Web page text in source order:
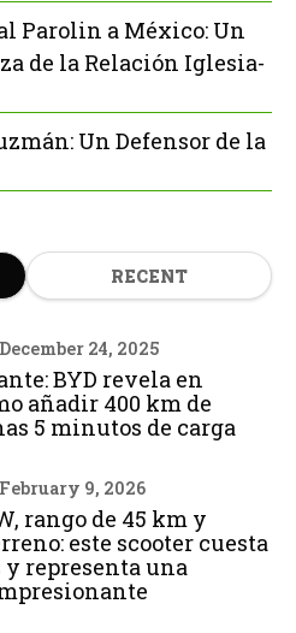
Parolin a México: Un
de la Relación Iglesia-
Un Defensor de la
RECENT
December 24, 2025
BYD revela en
añadir 400 km de
5 minutos de carga
February 9, 2026
rango de 45 km y
este scooter cuesta
y representa una